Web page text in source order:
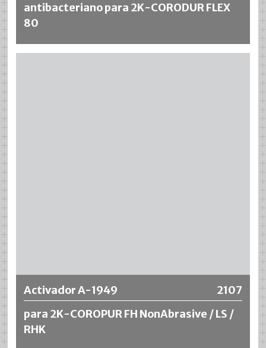
antibacteriano para 2K-CORODUR FLEX
80
2107
Activador A-1949
para 2K-COROPUR FH NonAbrasive / LS /
RHK